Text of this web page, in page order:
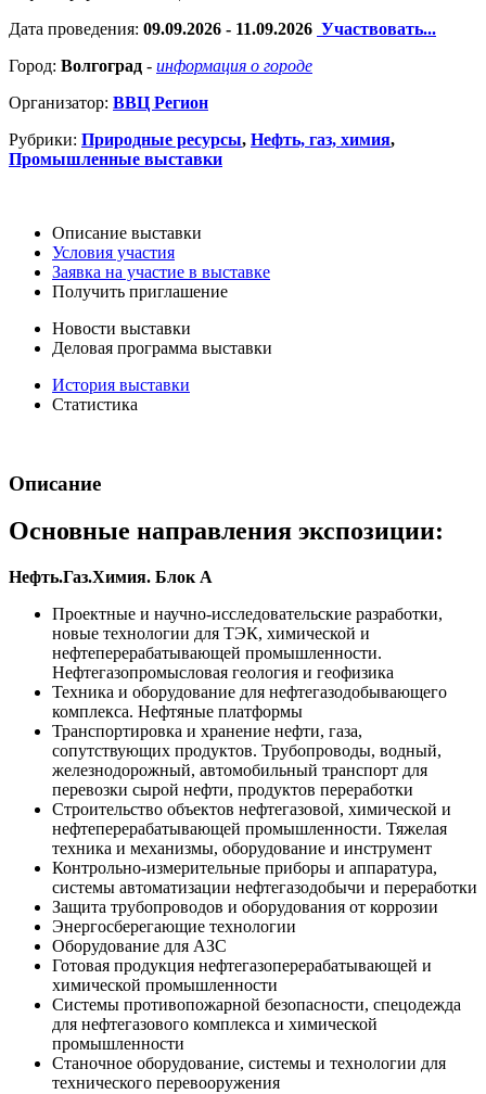
Дата проведения: 09.09.2026 - 11.09.2026 Участвовать...
Город: Волгоград - информация о городе
Организатор: ВВЦ Регион
Рубрики: Природные ресурсы, Нефть, газ, химия,
Промышленные выставки
Описание выставки
Условия участия
Заявка на участие в выставке
Получить приглашение
Новости выставки
Деловая программа выставки
История выставки
Статистика
Описание
Основные направления экспозиции:
Нефть.Газ.Химия. Блок А
Проектные и научно-исследовательские разработки,
новые технологии для ТЭК, химической и
нефтеперерабатывающей промышленности.
Нефтегазопромысловая геология и геофизика
Техника и оборудование для нефтегазодобывающего
комплекса. Нефтяные платформы
Транспортировка и хранение нефти, газа,
сопутствующих продуктов. Трубопроводы, водный,
железнодорожный, автомобильный транспорт для
перевозки сырой нефти, продуктов переработки
Строительство объектов нефтегазовой, химической и
нефтеперерабатывающей промышленности. Тяжелая
техника и механизмы, оборудование и инструмент
Контрольно-измерительные приборы и аппаратура,
системы автоматизации нефтегазодобычи и переработки
Защита трубопроводов и оборудования от коррозии
Энергосберегающие технологии
Оборудование для АЗС
Готовая продукция нефтегазоперерабатывающей и
химической промышленности
Системы противопожарной безопасности, спецодежда
для нефтегазового комплекса и химической
промышленности
Станочное оборудование, системы и технологии для
технического перевооружения